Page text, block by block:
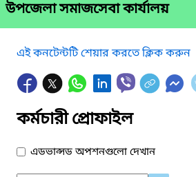
উপজেলা সমাজসেবা কার্যালয়
এই কনটেন্টটি শেয়ার করতে ক্লিক করুন
কর্মচারী প্রোফাইল
এডভান্সড অপশনগুলো দেখান